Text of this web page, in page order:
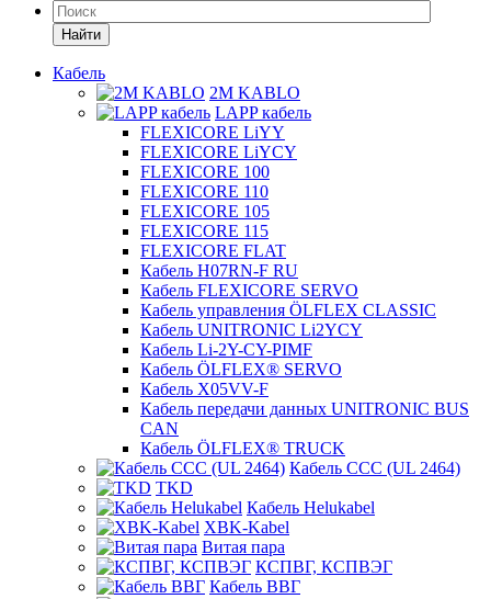
Найти
Кабель
2M KABLO
LAPP кабель
FLEXICORE LiYY
FLEXICORE LiYCY
FLEXICORE 100
FLEXICORE 110
FLEXICORE 105
FLEXICORE 115
FLEXICORE FLAT
Кабель H07RN-F RU
Кабель FLEXICORE SERVO
Кабель управления ÖLFLEX CLASSIC
Кабель UNITRONIC Li2YCY
Кабель Li-2Y-CY-PIMF
Кабель ÖLFLEX® SERVO
Кабель X05VV-F
Кабель передачи данных UNITRONIC BUS
CAN
Кабель ÖLFLEX® TRUCK
Кабель CCC (UL 2464)
TKD
Кабель Helukabel
XBK-Kabel
Витая пара
КСПВГ, КСПВЭГ
Кабель ВВГ